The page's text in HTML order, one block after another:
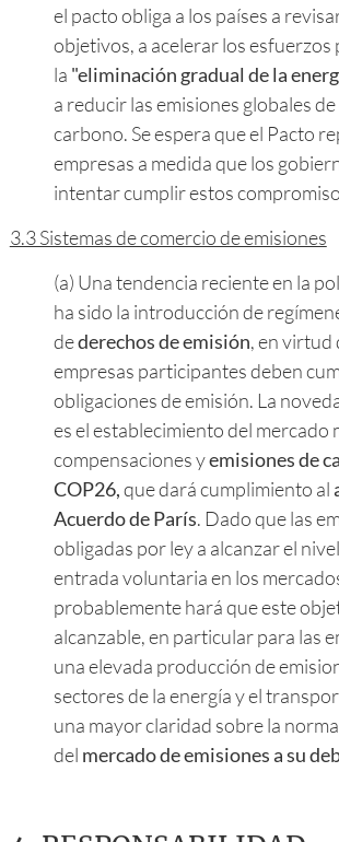
el pacto obliga a los países a
objetivos, a acelerar los esfuerzos
la "eliminación gradual de la
a reducir las emisiones globales
carbono. Se espera que el Pacto
empresas a medida que los
intentar cumplir estos
3.3 Sistemas de comercio de emisiones
(a) Una tendencia reciente en la
ha sido la introducción de
dederechos de emisión, en virtud
empresas participantes deben
obligaciones de emisión. La
es el establecimiento del mercado
compensaciones yemisiones de
COP26,que dará cumplimiento al
Acuerdo de París. Dado que las
obligadas por ley a alcanzar el
entrada voluntaria en los
probablemente hará que este
alcanzable, en particular para las
una elevada producción de
sectores de la energía y el
una mayor claridad sobre la
del mercado de emisiones a su